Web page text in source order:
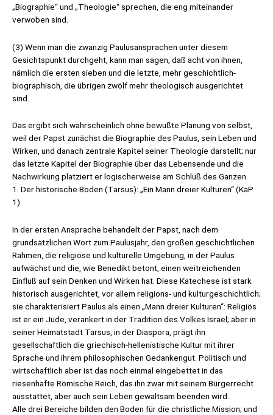
„Biographie“ und „Theologie“ sprechen, die eng miteinander
verwoben sind.
(3) Wenn man die zwanzig Paulusansprachen unter diesem
Gesichtspunkt durchgeht, kann man sagen, daß acht von ihnen,
nämlich die ersten sieben und die letzte, mehr geschichtlich-
biographisch, die übrigen zwölf mehr theologisch ausgerichtet
sind.
Das ergibt sich wahrscheinlich ohne bewußte Planung von selbst,
weil der Papst zunächst die Biographie des Paulus, sein Leben und
Wirken, und danach zentrale Kapitel seiner Theologie darstellt; nur
das letzte Kapitel der Biographie über das Lebensende und die
Nachwirkung platziert er logischerweise am Schluß des Ganzen.
1. Der historische Boden (Tarsus): „Ein Mann dreier Kulturen“ (KaP
1)
In der ersten Ansprache behandelt der Papst, nach dem
grundsätzlichen Wort zum Paulusjahr, den großen geschichtlichen
Rahmen, die religiöse und kulturelle Umgebung, in der Paulus
aufwächst und die, wie Benedikt betont, einen weitreichenden
Einfluß auf sein Denken und Wirken hat. Diese Katechese ist stark
historisch ausgerichtet, vor allem religions- und kulturgeschichtlich;
sie charakterisiert Paulus als einen „Mann dreier Kulturen“: Religiös
ist er ein Jude, verankert in der Tradition des Volkes Israel; aber in
seiner Heimatstadt Tarsus, in der Diaspora, prägt ihn
gesellschaftlich die griechisch-hellenistische Kultur mit ihrer
Sprache und ihrem philosophischen Gedankengut. Politisch und
wirtschaftlich aber ist das noch einmal eingebettet in das
riesenhafte Römische Reich, das ihn zwar mit seinem Bürgerrecht
ausstattet, aber auch sein Leben gewaltsam beenden wird.
Alle drei Bereiche bilden den Boden für die christliche Mission; und